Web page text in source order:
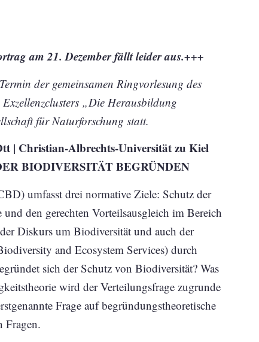
am 21. Dezember fällt leider aus.+++
der gemeinsamen Ringvorlesung des
„Die Herausbildung
für Naturforschung statt.
| Christian-Albrechts-Universität zu Kiel
BIODIVERSITÄT BEGRÜNDEN
umfasst drei normative Ziele: Schutz der
den gerechten Vorteilsausgleich im Bereich
Diskurs um Biodiversität und auch der
and Ecosystem Services) durch
sich der Schutz von Biodiversität? Was
wird der Verteilungsfrage zugrunde
Frage auf begründungstheoretische
Fragen.